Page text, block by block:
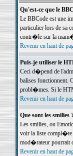
Qu'est-ce que le
Le BBCode est une
particulier lors de sa
contr�le sur la
Revenir en haut de
Puis-je utiliser le
Ceci d�pend de
balises fonctionnent.
probl�mes. Si le
Revenir en haut de
Que sont les smilies
Les smilies, ou
voir la liste compl�te
mod�rateur pourrait
Revenir en haut de